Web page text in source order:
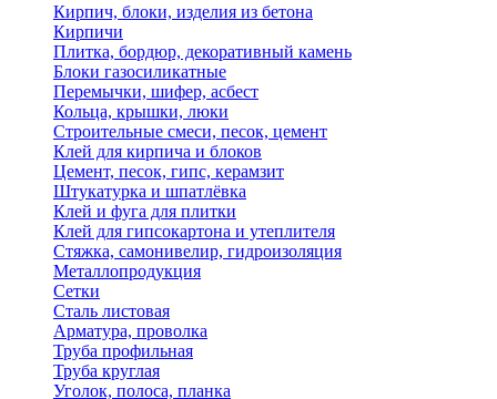
Кирпич, блоки, изделия из бетона
Кирпичи
Плитка, бордюр, декоративный камень
Блоки газосиликатные
Перемычки, шифер, асбест
Кольца, крышки, люки
Строительные смеси, песок, цемент
Клей для кирпича и блоков
Цемент, песок, гипс, керамзит
Штукатурка и шпатлёвка
Клей и фуга для плитки
Клей для гипсокартона и утеплителя
Стяжка, самонивелир, гидроизоляция
Металлопродукция
Сетки
Сталь листовая
Арматура, проволка
Труба профильная
Труба круглая
Уголок, полоса, планка